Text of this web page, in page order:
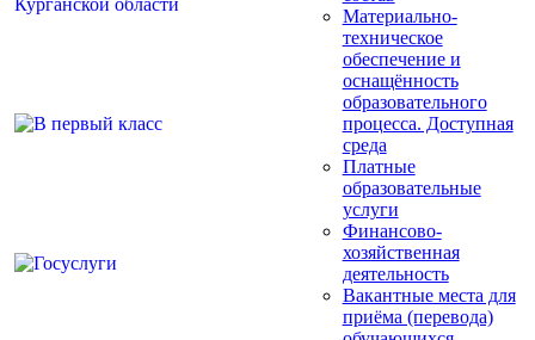
Материально-
техническое
обеспечение и
оснащённость
образовательного
процесса. Доступная
среда
Платные
образовательные
услуги
Финансово-
хозяйственная
деятельность
Вакантные места для
приёма (перевода)